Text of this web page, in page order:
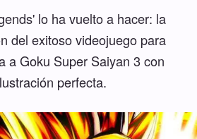
lo ha vuelto a hacer: la
del exitoso videojuego para
a Goku Super Saiyan 3 con
perfecta.